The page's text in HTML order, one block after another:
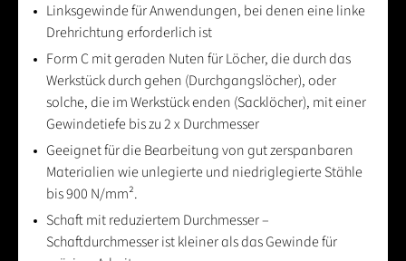
Linksgewinde für Anwendungen, bei denen eine linke
Drehrichtung erforderlich ist
Form C mit geraden Nuten für Löcher, die durch das
Werkstück durch gehen (Durchgangslöcher), oder
solche, die im Werkstück enden (Sacklöcher), mit einer
Gewindetiefe bis zu 2 x Durchmesser
Geeignet für die Bearbeitung von gut zerspanbaren
Materialien wie unlegierte und niedriglegierte Stähle
bis 900 N/mm².
Schaft mit reduziertem Durchmesser –
Schaftdurchmesser ist kleiner als das Gewinde für